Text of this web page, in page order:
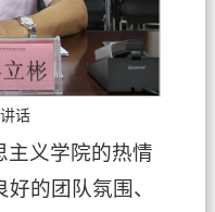
话
主义学院的热情
的团队氛围、